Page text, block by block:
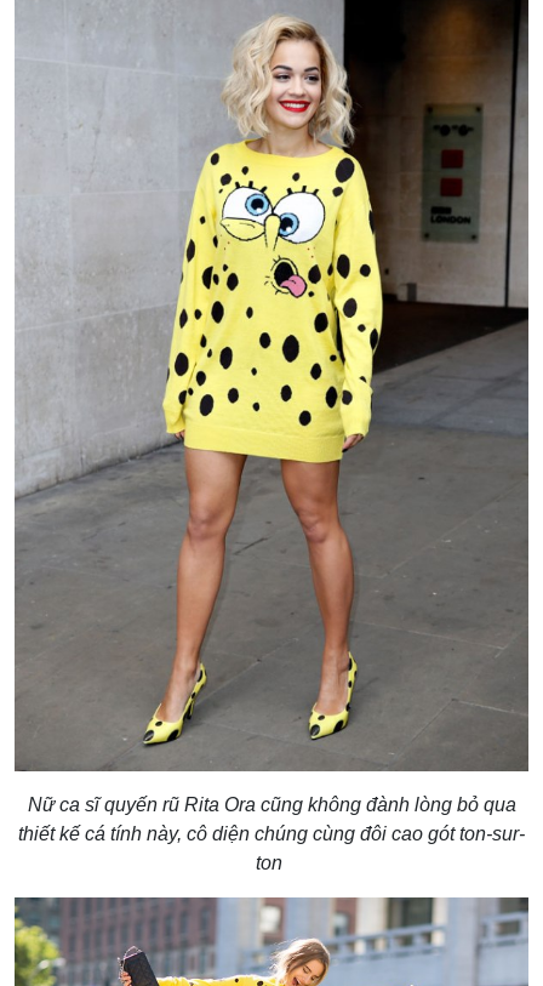
Nữ ca sĩ quyến rũ Rita Ora cũng không đành lòng bỏ qua
thiết kế cá tính này, cô diện chúng cùng đôi cao gót ton-sur-
ton